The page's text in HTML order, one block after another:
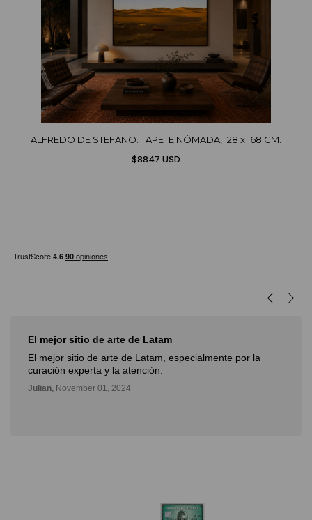
ALFREDO DE STEFANO. TAPETE NÓMADA, 128 x 168 CM.
$8847 USD
El mejor sitio de arte de Latam
El mejor sitio de arte de Latam, especialmente por la
curación experta y la atención.
Julian, November 01, 2024